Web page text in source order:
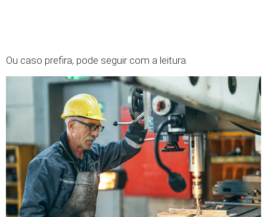
Ou caso prefira, pode seguir com a leitura.